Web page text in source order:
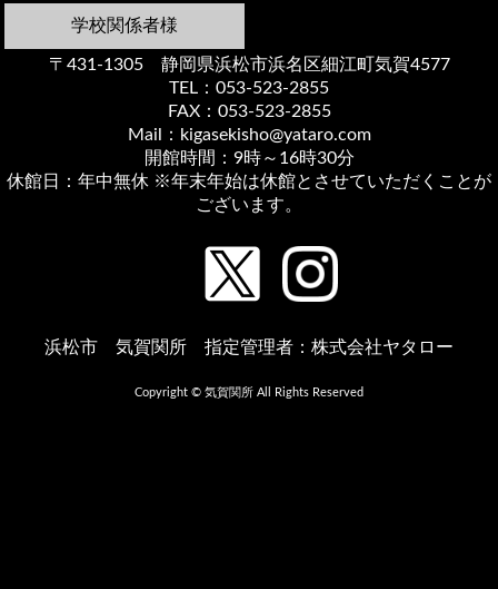
学校関係者様
〒431-1305 静岡県浜松市浜名区細江町気賀4577
TEL：053-523-2855
FAX：053-523-2855
Mail：kigasekisho@yataro.com
開館時間：9時～16時30分
休館日：年中無休 ※年末年始は休館とさせていただくことが
ございます。
浜松市 気賀関所 指定管理者：株式会社ヤタロー
Copyright © 気賀関所 All Rights Reserved